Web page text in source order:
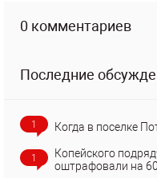
0 комментариев
Последние
1 Когда в поселке
1
Копейского
оштрафовали на